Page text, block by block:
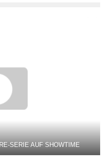
SERIE AUF SHOWTIME